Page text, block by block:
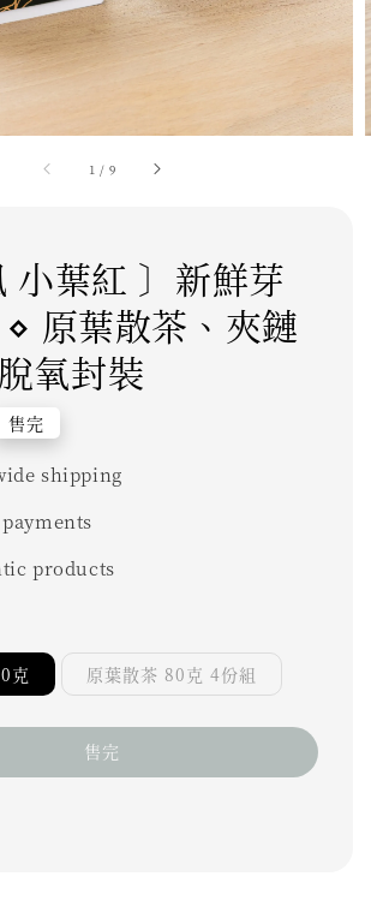
1 / 9
小葉紅 〕新鮮芽
原葉散茶、夾鏈
氧封裝
售完
shipping
products
克 原葉散茶 80克 4份組
售完